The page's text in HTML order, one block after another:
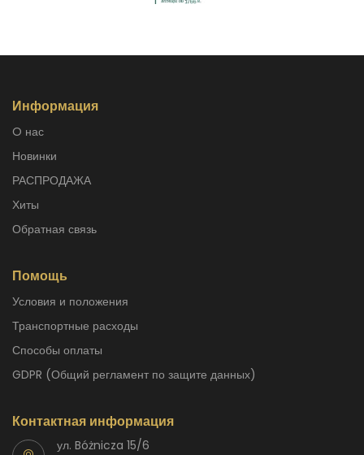
Информация
O нас
Новинки
РАСПРОДАЖА
Хиты
Обратная связь
Помощь
Условия и положения
Транспортные расходы
способы оплаты
GDPR (Общий регламент по защите данных)
Контактная информация
ул. Bóżnicza 15/6